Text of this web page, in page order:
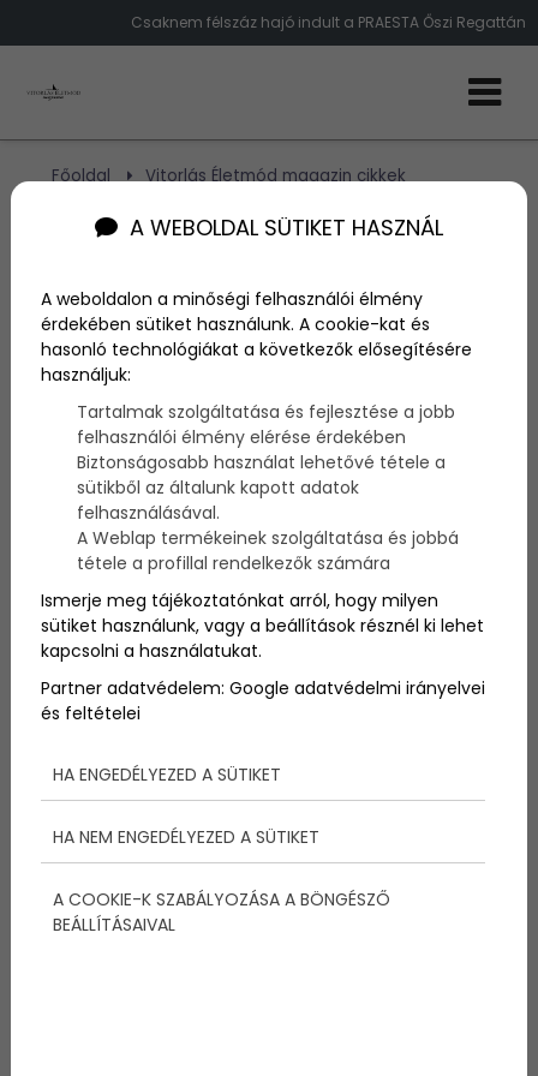
Csaknem félszáz hajó indult a PRAESTA Őszi Regattán
Főoldal
Vitorlás Életmód magazin cikkek
félszáz hajó indult
2014. október 24.
2014.október 20.,Balatonkenese- Igazi őszi
fiesztavolt azoktóber
rendezett
PRAESTA Őszi Regatta . A
félszáz hajó
csodásnapsütésbenvágott neki a túraverseny
távjának
Megosztás:
További bejegyzések
A WEBOLDAL SÜTIKET HASZNÁL
A weboldalon a minőségi felhasználói élmény
érdekében sütiket használunk. A cookie-kat és
hasonló technológiákat a következők elősegítésére
használjuk:
Tartalmak szolgáltatása és fejlesztése a jobb
felhasználói élmény elérése érdekében
Biztonságosabb használat lehetővé tétele a
sütikből az általunk kapott adatok
felhasználásával.
A Weblap termékeinek szolgáltatása és jobbá
tétele a profillal rendelkezők számára
Ismerje meg tájékoztatónkat arról, hogy milyen
sütiket használunk, vagy a beállítások résznél ki lehet
kapcsolni a használatukat.
Partner adatvédelem: Google adatvédelmi irányelvei
és feltételei
HA ENGEDÉLYEZED A SÜTIKET
HA NEM ENGEDÉLYEZED A SÜTIKET
A COOKIE-K SZABÁLYOZÁSA A BÖNGÉSZŐ
BEÁLLÍTÁSAIVAL